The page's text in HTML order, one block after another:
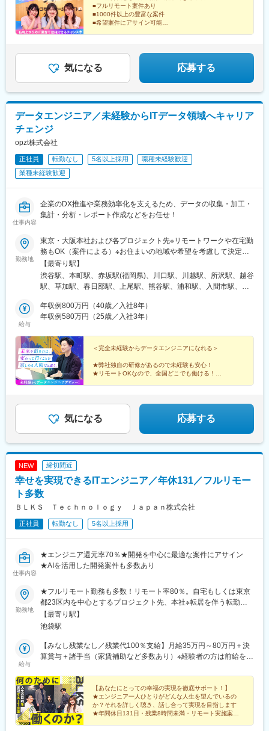
府駅(大分県)、中津駅(大分県)、鹿児島駅、熊本駅、泉崎駅、中豊
駅、赤井駅、会津本郷駅、西若松駅、湯本駅、本八戸駅、筒井駅
(青森県)、浪岡駅、向山駅、三沢駅(青森県)、七戸十和田駅、黒石
駅、りんくうタウン駅、枚方市駅、三宮駅(神戸新交通)、加古川
駅、新神戸駅、塚口駅(福知山線)、岡本駅(兵庫県)、京阪山科駅、
京都河原町駅、烏丸駅、桂駅、二条駅、赤坂駅(福岡県)、西鉄平尾
駅、六本松駅、吉塚駅、東比恵駅、薬院駅、高槻駅、京橋駅(大阪
府)、新大阪駅、淀屋橋駅、天満橋駅、岸和田駅、池田駅(大阪
府)、赤坂駅(東京都)、大宮駅(埼玉県)、長津田駅、相模大野駅、四
ツ谷駅、大森駅(東京都)、武蔵小杉駅、東池袋駅、櫛田神社前駅、
四ツ橋駅、大阪難波駅、高津駅(神奈川県)、青井駅、西早稲田駅、
岩本町駅、神泉駅、佐世保中央駅、長崎駅前駅、さっぽろ駅、函
館駅前駅、津軽五所川原駅、あおば通駅、曽根田駅、工機前駅、
宇都宮駅東口駅、今市駅、中央前橋駅、西桐生駅、北朝霞駅、池
ノ上駅、蓮沼駅、西葛西駅、牛田駅(東京都)、板橋区役所前駅、京
王八王子駅、北品川駅、赤羽岩淵駅、新宿駅(東京メトロ)、不動前
駅、住吉駅(東京都)、六本木一丁目駅、布田駅、稲荷町駅(東京
見駅、新高島駅、京急川崎駅、北茅ケ崎駅、和田塚駅、入谷駅(神
奈川県)、逗子・葉山駅、西松本駅、岩村田駅、新魚津駅、北鉄金
沢駅、新浜松駅、新静岡駅、新豊橋駅、近鉄名古屋駅、尾張一宮
駅、名鉄岐阜駅、名電各務原駅、新可児駅、ＪＲ河内永和駅、大
阪梅田駅(阪急線)、九条駅(京都府)、田中口駅、山陽姫路駅、西宮
屋川駅、上栄町駅、倉敷駅、岡山駅前駅、西鉄福岡駅、鹿児島駅
前駅、熊本駅前駅、栄町駅(愛知県)、大小路駅、百舌鳥八幡駅、堺
線)、摂津本山駅、山科駅、祇園四条駅、四条駅(京都市営)、桜坂
駅、馬出九大病院前駅、天神南駅、鴫野駅、東淀川駅、大江橋
駅、赤坂見附駅、麹町駅、平和島駅、呉服町駅(福岡県)、天王寺駅
前駅、長堀橋駅、なんば駅(南海線)、武蔵溝ノ口駅、下落合駅、末
広町駅(東京都)、中佐世保駅、五島町駅、北１２条駅、松風町駅、
布十番駅、京成上野駅、立川南駅、茅場町駅、京橋駅(東京都)、東
海神駅、栄町駅(千葉県)、汐入駅、高島町駅、電鉄富山駅、七ツ屋
駅、第一通り駅、日吉町駅、駅前駅、名鉄名古屋駅、河内永和
戸駅、芦屋駅(阪神線)、西川緑道公園駅、猿猴橋町駅、桜島桟橋通
駅、二本木口駅、花田口駅、神戸三宮駅(阪神)、風の丘中間駅、四
宮駅、三条駅(京都府)、五条駅(京都市営)、蒲生四丁目駅、なにわ
橋駅、溜池山王駅、大森海岸駅
島駅(福島県)、会津若松駅、須賀川駅、白河駅、喜多方駅、水戸
駅、つくば駅、日立駅、勝田駅、土浦駅、古河駅、取手駅、牛久
駅、守谷駅、宇都宮駅、小山駅、栃木駅、足利駅、佐野駅、那須
駅、太田駅(群馬県)、伊勢崎駅、桐生駅、館林駅、渋川駅、川口
駅、川越駅、所沢駅、越谷駅、草加駅、春日部駅、上尾駅、熊谷
駅、浦和駅、新座駅、狭山市駅、入間市駅、三郷駅(埼玉県)、深谷
有駅、町田駅、品川駅、赤羽駅、新宿駅、中野駅(東京都)、目黒
駅、錦糸町駅、六本木駅、調布駅、上野駅、小平駅、立川駅、日
本橋駅(東京都)、吉祥寺駅、多摩センター駅、青梅駅、国分寺駅、
駅、船橋駅、松戸駅、市川駅、柏駅、五井駅、千葉駅、流山おお
たかの森駅、八千代台駅、習志野駅、浦安駅(千葉県)、愛宕駅(千
駅、平塚駅、茅ケ崎駅、大和駅(神奈川県)、本厚木駅、小田原駅、
鎌倉駅、秦野駅、座間駅、伊勢原駅、逗子駅、三崎口駅、長野
山駅、須坂駅、富山駅、砺波駅、黒部駅、魚津駅、金沢駅、浜松
駅、静岡駅、富士駅、沼津駅、磐田駅、藤枝駅、岡崎駅、豊橋
駅、名古屋駅、刈谷市駅、名鉄一宮駅、三河安城駅、岐阜駅、各
務ケ原駅、多治見駅、可児駅、四日市駅、津駅、名張駅、布施
駅、豊中駅、吹田駅(東海道本線)、梅田駅(地下鉄)、茨木駅、京都
駅、宇治駅(奈良線)、亀岡駅、奈良駅、天理駅、和歌山駅、姫路
駅、西宮駅(ＪＲ線)、尼崎駅(東海道本線)、明石駅、神戸駅(兵庫
県)、宝塚駅、伊丹駅(阪急線)、芦屋駅(東海道本線)、大津駅、草津
駅、呉駅、西条駅(広島県)、尾道駅、下関駅、山口駅(山口県)、宇
部駅、久留米駅、小倉駅(福岡県)、大牟田駅、天神駅、大分駅、別
府駅(大分県)、中津駅(大分県)、鹿児島駅、熊本駅、泉崎駅、中豊
駅、赤井駅、会津本郷駅、西若松駅、湯本駅、本八戸駅、筒井駅
(青森県)、浪岡駅、向山駅、三沢駅(青森県)、七戸十和田駅、黒石
駅、りんくうタウン駅、枚方市駅、三宮駅(神戸新交通)、加古川
駅、新神戸駅、塚口駅(福知山線)、岡本駅(兵庫県)、京阪山科駅、
京都河原町駅、烏丸駅、桂駅、二条駅、赤坂駅(福岡県)、西鉄平尾
駅、六本松駅、吉塚駅、東比恵駅、薬院駅、高槻駅、京橋駅(大阪
府)、新大阪駅、淀屋橋駅、天満橋駅、岸和田駅、池田駅(大阪
府)、赤坂駅(東京都)、大宮駅(埼玉県)、長津田駅、相模大野駅、四
ツ谷駅、大森駅(東京都)、武蔵小杉駅、東池袋駅、櫛田神社前駅、
祇園駅(福岡県)、丸の内駅(愛知県)、東別院駅、大阪阿部野橋駅、
四ツ橋駅、大阪難波駅、高津駅(神奈川県)、青井駅、西早稲田駅、
岩本町駅、神泉駅、佐世保中央駅、長崎駅前駅、さっぽろ駅、函
館駅前駅、津軽五所川原駅、あおば通駅、曽根田駅、工機前駅、
宇都宮駅東口駅、今市駅、中央前橋駅、西桐生駅、北朝霞駅、池
ノ上駅、蓮沼駅、西葛西駅、牛田駅(東京都)、板橋区役所前駅、京
王八王子駅、北品川駅、赤羽岩淵駅、新宿駅(東京メトロ)、不動前
駅、住吉駅(東京都)、六本木一丁目駅、布田駅、稲荷町駅(東京
見駅、新高島駅、京急川崎駅、北茅ケ崎駅、和田塚駅、入谷駅(神
奈川県)、逗子・葉山駅、西松本駅、岩村田駅、新魚津駅、北鉄金
沢駅、新浜松駅、新静岡駅、新豊橋駅、近鉄名古屋駅、尾張一宮
駅、名鉄岐阜駅、名電各務原駅、新可児駅、ＪＲ河内永和駅、大
駅、山陽明石駅、ハーバーランド駅、宝塚南口駅、新伊丹駅、芦
屋川駅、上栄町駅、倉敷駅、岡山駅前駅、西鉄福岡駅、鹿児島駅
筋本町駅、宮之阪駅、三ノ宮駅、ハーブ園山麓駅、塚口駅(阪急
線)、摂津本山駅、山科駅、祇園四条駅、四条駅(京都市営)、桜坂
駅、馬出九大病院前駅、天神南駅、鴫野駅、東淀川駅、大江橋
駅、赤坂見附駅、麹町駅、平和島駅、呉服町駅(福岡県)、天王寺駅
前駅、長堀橋駅、なんば駅(南海線)、武蔵溝ノ口駅、下落合駅、末
■フルリモート案件あり
■1000件以上の豊富な案件
■希望案件にアサイン可能
■基本定時退社
気になる 応募する
データエンジニア／未経験からITデータ領域へキャリア
チェンジ
opzt株式会社
正社員 転勤なし 5名以上採用
職種未経験歓迎
業種未経験歓迎
仕事内容
企業のDX推進や業務効率化を支えるため、データの収集・加工・
集計・分析・レポート作成などをお任せ！
勤務地
東京・大阪本社および各プロジェクト先※リモートワークや在宅勤
務もOK（案件による）※お住まいの地域や希望を考慮して決定し
ます。※転居を伴う転勤はありません。■東京オフィス：東京都渋
谷区渋谷2-21-1 渋谷ヒカリエ32F（各線「渋谷駅」直結）■大阪
オフィス：大阪市中央区本町4-2-12 野村不動産御堂筋本町ビル
際に利用します。
【最寄り駅】
渋谷駅、本町駅、赤坂駅(福岡県)、川口駅、川越駅、所沢駅、越谷
駅、草加駅、春日部駅、上尾駅、熊谷駅、浦和駅、入間市駅、三
県)、八潮駅、志木駅、下北沢駅、練馬駅、蒲田駅、葛西駅、北千
住駅、大山駅(東京都)、八王子駅、豊洲駅、亀有駅、町田駅、品川
駅、調布駅、上野駅、小平駅、立川駅、日本橋駅(東京都)、吉祥寺
駅、多摩センター駅、青梅駅、国分寺駅、武蔵小金井駅、昭島
駅、東京駅、国立駅、玉川上水駅、東久留米駅、船橋駅、松戸
駅、市川駅、柏駅、千葉駅、流山おおたかの森駅、八千代台駅、
習志野駅、浦安駅(千葉県)、愛宕駅(千葉県)、木更津駅、成田駅、
駅、相模原駅、川崎駅、平塚駅、茅ケ崎駅、大和駅(神奈川県)、本
厚木駅、小田原駅、鎌倉駅、伊勢原駅、逗子駅、三崎口駅、溝の
口駅、布施駅、豊中駅、吹田駅(東海道本線)、梅田駅(地下鉄)、茨
豊田駅、なんば駅(地下鉄)、心斎橋駅、天王寺駅、山科駅、久喜
駅、本八幡駅(総武線)、京橋駅(大阪府)、鶴橋駅、淀屋橋駅、新今
宮駅、東梅田駅、岸里駅、谷町六丁目駅、天満橋駅、千里中央駅
(北大阪急行)、高槻駅、江坂駅、堺筋本町駅、枚方市駅、北新地
駅、南森町駅、日本橋駅(大阪府)、十三駅、谷町九丁目駅、肥後橋
駅、森ノ宮駅、西九条駅、南方駅(大阪府)、堺東駅、木津川駅、長
堀橋駅、京阪山科駅、烏丸駅、京都河原町駅、近鉄丹波橋駅、烏
駅、丸太町駅(京都市営)、今出川駅、国際会館駅、新田辺駅、三条
駅(京都府)、長岡天神駅、小倉駅(京都府)、椥辻駅、新祝園駅、東
(阪急・神戸高速)、三ノ宮駅、新神戸駅、西宮北口駅、芦屋駅(東
海道本線)、伊丹駅(阪急線)、西明石駅、今津駅(兵庫県)、甲子園
駅、垂水駅、六甲道駅、板宿駅、武庫之荘駅、名谷駅、立花駅、
加古川駅、西神中央駅、兵庫駅、大宮駅(埼玉県)、和光市駅、蕨
駅、東川口駅、南浦和駅、武蔵浦和駅、さいたま新都心駅、武蔵
小杉駅、新横浜駅、戸塚駅、海老名駅(相模線)、日吉駅(神奈川
県)、浅草駅(ＴＸ)、銀座駅、青山一丁目駅、二子玉川駅、代々木
駅、中央林間駅、大船駅、相模大野駅、東戸塚駅、保土ケ谷駅、
有楽町駅、神田駅(東京都)、日比谷駅、茅場町駅、市ケ谷駅、五反
田駅、中目黒駅、田町駅(東京都)、横須賀中央駅、センター北駅、
上大岡駅、蘇我駅、幕張本郷駅、新松戸駅、新浦安駅、西船橋
駅、自由が丘駅、みなとみらい駅、新百合ケ丘駅、柏の葉キャン
給与
年収例800万円（40歳／入社8年）
年収例580万円（25歳／入社3年）
＜完全未経験からデータエンジニアになれる＞
★弊社独自の研修があるので未経験も安心！
★リモートOKなので、全国どこでも働ける！
気になる 応募する
NEW 締切間近
幸せを実現できるITエンジニア／年休131／フルリモー
ト多数
ＢＬＫＳ Ｔｅｃｈｎｏｌｏｇｙ Ｊａｐａｎ株式会社
正社員 転勤なし 5名以上採用
仕事内容
★エンジニア還元率70％★開発を中心に最適な案件にアサイン
★AIを活用した開発案件も多数あり
勤務地
★フルリモート勤務も多数！リモート率80％。自宅もしくは東京
都23区内を中心とするプロジェクト先、本社※転居を伴う転勤は
ありません。＜本社＞東京都豊島区南池袋1-27-10 油木第一ビル
９階（アクセス）・JR・東京メトロ各線「池袋駅」東口より徒歩
【最寄り駅】
池袋駅
給与
【みなし残業なし／残業代100％支給】月給35万円～80万円＋決
算賞与＋諸手当（家賃補助など多数あり）※経験者の方は前給を考
ほどの経験者も大歓迎です！【エンジニア還元率は70％】◆単価
の70％を給与や手当などに還元し、収入面でもご満足いただける
環境を整えています。【モデル年収例】★460万円/開発エンジニ
ア（Java / 詳細設計）★630万円/クラウドエンジニア（AWS / 設
計）★800万円/開発エンジニア（Java / 要件定義）
【あなたにとっての幸福の実現を徹底サポート！】
★エンジニア一人ひとりがどんな人生を望んでいるの
か？それを詳しく聴き、話し合って実現を目指します
★年間休日131日・残業8時間未満・リモート実施案件8